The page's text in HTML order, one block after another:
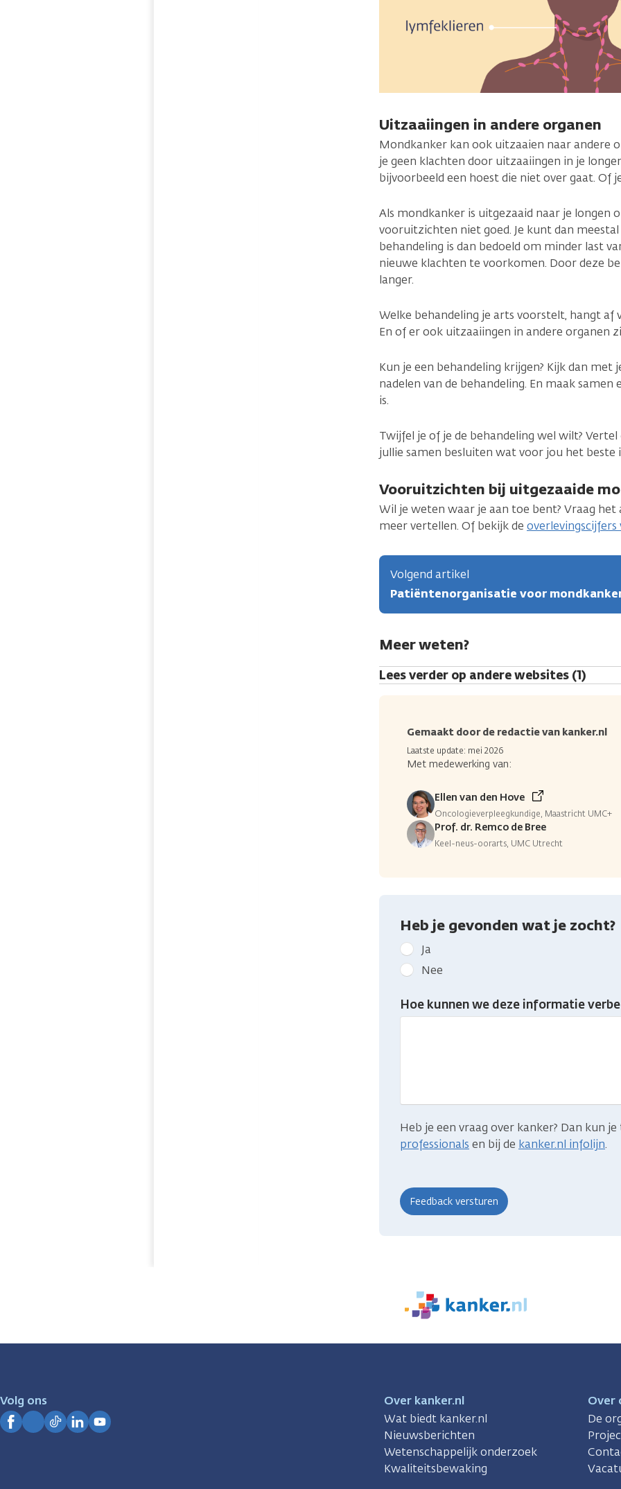
Uitzaaiingen in andere organen
Mondkanker kan ook uitzaaien naar andere
je geen klachten door uitzaaiingen in je
bijvoorbeeld een hoest die niet over gaat. Of
Als mondkanker is uitgezaaid naar je longen
vooruitzichten niet goed. Je kunt dan
behandeling is dan bedoeld om minder last
nieuwe klachten te voorkomen. Door deze
langer.
Welke behandeling je arts voorstelt, hangt af
En of er ook uitzaaiingen in andere organen
Kun je een behandeling krijgen? Kijk dan met
nadelen van de behandeling. En maak
is.
Twijfel je of je de behandeling wel wilt?
jullie samen besluiten wat voor jou het beste
Vooruitzichten bij uitgezaaide
Wil je weten waar je aan toe bent? Vraag het
meer vertellen. Of bekijk de
Volgend artikel
Patiëntenorganisatie voor
Meer weten?
Lees verder op andere websites (1)
Gemaakt door de redactie van kanker.nl
Laatste update: mei 2026
Met medewerking van:
Ellen van den Hove
Oncologieverpleegkundige, Maastricht UMC+
Prof. dr. Remco de Bree
Keel-neus-oorarts, UMC Utrecht
Heb je gevonden wat je zocht?
Geef
kanker.nl
feedback:
Heb
je
Ja
Nee
Hoe kunnen we deze informatie
Heb je een vraag over kanker? Dan kun
professionals en bij de kanker.nl infolijn.
We
er
Volg ons
Over kanker.nl
Wat biedt kanker.nl
Nieuwsberichten
Wetenschappelijk onderzoek
Kwaliteitsbewaking
Over
De